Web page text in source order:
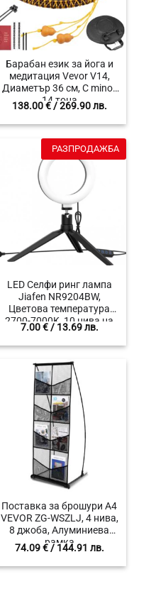
Барабан език за йога и
медитация Vevor V14,
Диаметър 36 см, C minor
14 тона
138.00€/ 269.90 лв.
LED Селфи ринг лампа
Jiafen NR9204BW,
Цветова температура
2700-7000K, 10 нива на
димиране, 3 Режима на
цвят
7.00€/ 13.69 лв.
РАЗПРОДАЖБА
Поставка за брошури А4
VEVOR ZG-WSZLJ, 4 нива,
8 джоба, Алуминиева
рамка
74.09€/ 144.91 лв.